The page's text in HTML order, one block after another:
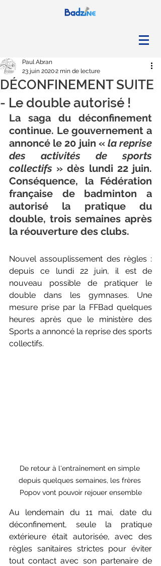
DÉCONFINEMENT SUITE
- Le double autorisé !
Paul Abran
23 juin 20202 min de lecture
La saga du déconfinement
continue. Le gouvernement a
annoncé le 20 juin « la reprise
des activités de sports
collectifs » dès lundi 22 juin.
Conséquence, la Fédération
française de badminton a
autorisé la pratique du
double, trois semaines après
la réouverture des clubs.
Nouvel assouplissement des règles :
depuis ce lundi 22 juin, il est de
nouveau possible de pratiquer le
double dans les gymnases. Une
mesure prise par la FFBad quelques
heures après que le ministère des
Sports a annoncé la reprise des sports
collectifs.
De retour à l'entraînement en simple
depuis quelques semaines, les frères
Popov vont pouvoir rejouer ensemble
Au lendemain du 11 mai, date du
déconfinement, seule la pratique
extérieure était autorisée, avec des
règles sanitaires strictes pour éviter
tout contact avec son partenaire de